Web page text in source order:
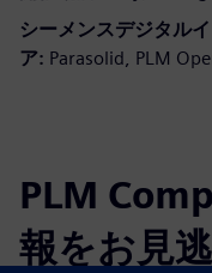
シーメンスデジタル
ア: Parasolid, PLM
PLM
報をお見